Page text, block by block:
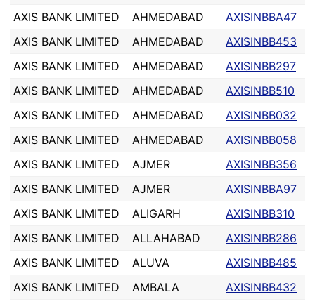
AXIS BANK LIMITED
AHMEDABAD
AXISINBBA47
AXIS BANK LIMITED
AHMEDABAD
AXISINBB453
AXIS BANK LIMITED
AHMEDABAD
AXISINBB297
AXIS BANK LIMITED
AHMEDABAD
AXISINBB510
AXIS BANK LIMITED
AHMEDABAD
AXISINBB032
AXIS BANK LIMITED
AHMEDABAD
AXISINBB058
AXIS BANK LIMITED
AJMER
AXISINBB356
AXIS BANK LIMITED
AJMER
AXISINBBA97
AXIS BANK LIMITED
ALIGARH
AXISINBB310
AXIS BANK LIMITED
ALLAHABAD
AXISINBB286
AXIS BANK LIMITED
ALUVA
AXISINBB485
AXIS BANK LIMITED
AMBALA
AXISINBB432